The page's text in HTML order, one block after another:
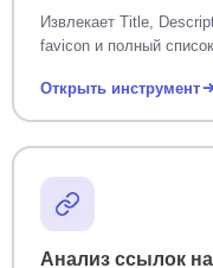
Извлекает Title,
favicon и полный
Открыть инструмент
Анализ ссылок